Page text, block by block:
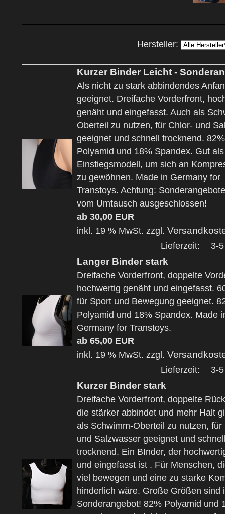
Hersteller:
Kurzer Binder Leicht -
Als nicht zu stark abbindendes
geeignet. Dreifache Vorderfront,
genäht und eingefasst. Auch als
Oberteil zu nutzen, für Chlor- und
geeignet und schnell trocknend. 82%
Polyamid und 18% Spandex. Gut als
Einstiegsmodell, um sich an
zu gewöhnen. Made in Germany for
Transtoys. Achtung:
vom Umtausch ausgeschlossen!
ab 30,00 EUR
inkl. 19 % MwSt. zzgl.
Lieferzeit: 3-
Langer Binder stark
Dreifache Vorderfront, doppelte
hochwertig genäht und eingefasst.
für Sport und Bewegung geeignet.
Polyamid und 18% Spandex. Made
Germany for Transtoys.
ab 65,00 EUR
inkl. 19 % MwSt. zzgl.
Lieferzeit: 3-
Kurzer Binder stark
Dreifache Vorderfront, doppelte
die stärker abbindet und mehr Halt
als Schwimm-Oberteil zu nutzen, für
und Salzwasser geeignet und
trocknend. Ein BInder, der
und eingefasst ist . Für Menschen,
viel bewegen und eine zu starke
hinderlich wäre. Große Größen sind
Sonderangebot! 82% Polyamid und